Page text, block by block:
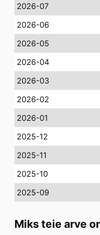
2026-07
2026-06
2026-05
2026-04
2026-03
2026-02
2026-01
2025-12
2025-11
2025-10
2025-09
Miks teie arve